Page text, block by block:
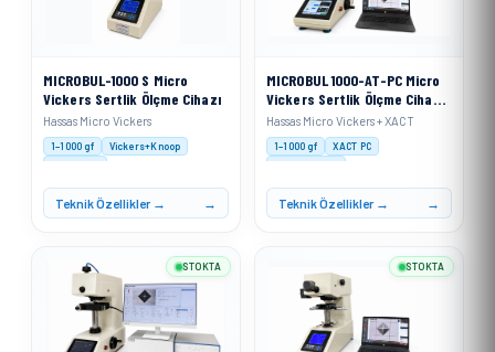
MICROBUL-1000 S Micro
Vickers Sertlik Ölçme Cihazı
Hassas Micro Vickers
1–1000 gf
Vickers+Knoop
Motorised
Teknik Özellikler →
MICROBUL 1000-AT-PC Micro
Vickers Sertlik Ölçme Cihazı
+ XACT
Hassas Micro Vickers + XACT
1–1000 gf
XACT PC
Auto Analysis
Teknik Özellikler →
STOKTA STOKTA